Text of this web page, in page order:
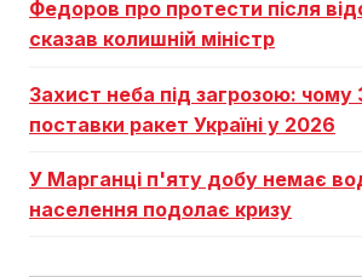
Федоров про протести після
сказав колишній міністр
Захист неба під загрозою: чому
поставки ракет Україні у 2026
У Марганці п'яту добу немає
населення подолає кризу